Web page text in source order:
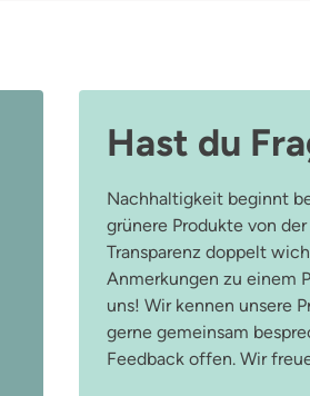
Hast du
Nachhaltigkeit beginnt
grünere Produkte von
Transparenz doppelt
Anmerkungen zu einem
uns! Wir kennen unsere
gerne gemeinsam
Feedback offen. Wir